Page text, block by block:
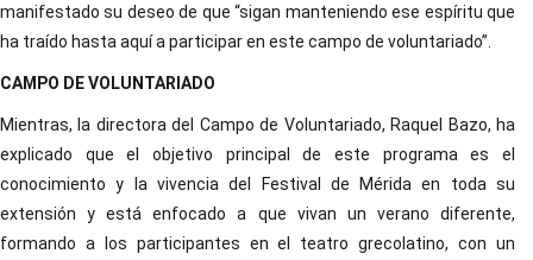
manifestado su deseo de que “sigan manteniendo ese espíritu que
ha traído hasta aquí a participar en este campo de voluntariado”.
CAMPO DE VOLUNTARIADO
Mientras, la directora del Campo de Voluntariado, Raquel Bazo, ha
explicado que el objetivo principal de este programa es el
conocimiento y la vivencia del Festival de Mérida en toda su
extensión y está enfocado a que vivan un verano diferente,
formando a los participantes en el teatro grecolatino, con un